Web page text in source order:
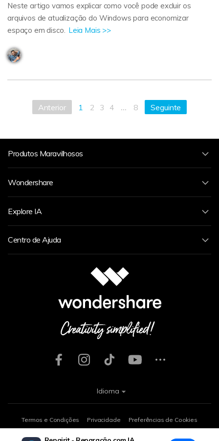
Neste artigo vamos explicar como você pode excluir os
arquivos de atualização do Windows para economizar
espaço em disco. Leia Mais >>
Anterior 1 2 3 4 ... 8 Seguinte
Produtos Maravilhosos
Wondershare
Explore IA
Centro de Ajuda
Termos e Condições Privacidade
Preferências de Cookies
Idioma